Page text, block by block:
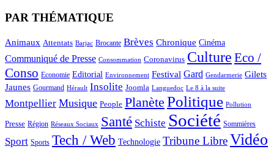
PAR THÉMATIQUE
Animaux Attentats Barjac Brocante Brèves Chronique Cinéma
Communiqué de Presse Consommation Coronavirus Culture Eco /
Conso Economie Editorial Environnement Festival Gard Gendarmerie Gilets
Jaunes Gourmand Hérault Insolite Joomla Languedoc Le 8 à la suite
Montpellier Musique People Planète Politique Pollution
Presse Région Réseaux Sociaux Santé Schiste Société Sommières
Sport Sports Tech / Web Technologie Tribune LibreVidéo